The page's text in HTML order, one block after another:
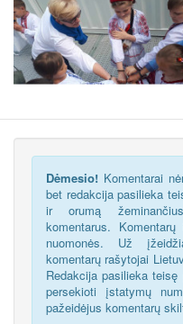
Dėmesio! Komentarai
bet redakcija pasilieka
ir orumą
komentarus.
nuomonės. Už
komentarų rašytojai
Redakcija pasilieka
persekioti įstatymų
pažeidėjus komentarų